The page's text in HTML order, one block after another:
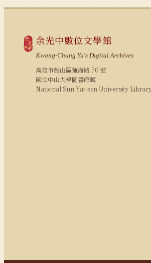
余光中數位文學館
Kwang-Chung Yu's Digital Archives
高雄市鼓山區蓮海路 70 號
國立中山大學圖書館藏
National Sun Yat-sen University